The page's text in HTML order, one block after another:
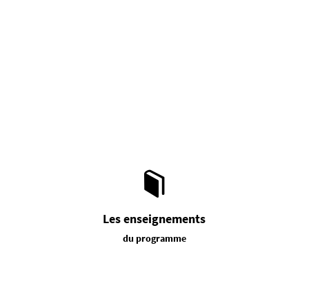
Les enseignements
du programme